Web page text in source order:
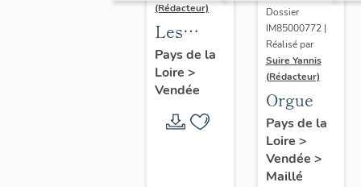
(Rédacteur)
Les
ports
dans la
vallée de
la Sèvre
Pays de la
Loire >
Vendée
Dossier
IM85000772 |
Réalisé par
Suire Yannis
(Rédacteur)
Orgue
Pays de la
Loire >
Vendée >
Maillé